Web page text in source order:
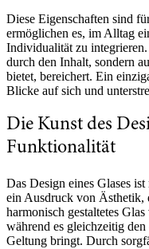
Diese Eigenschaften sind
ermöglichen es, im Alltag
Individualität zu
durch den Inhalt, sondern
bietet, bereichert. Ein
Blicke auf sich und
Die Kunst des
Funktionalität
Das Design eines Glases
ein Ausdruck von Ästhetik,
harmonisch gestaltetes
während es gleichzeitig
Geltung bringt. Durch